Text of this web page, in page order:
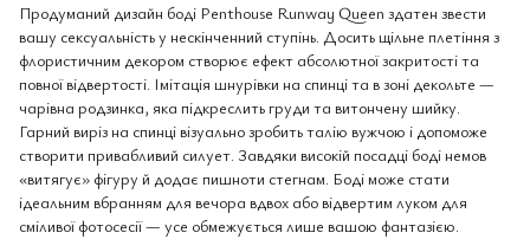
Продуманий дизайн боді Penthouse Runway Queen здатен звести
вашу сексуальність у нескінченний ступінь. Досить щільне плетіння з
флористичним декором створює ефект абсолютної закритості та
повної відвертості. Імітація шнурівки на спинці та в зоні декольте —
чарівна родзинка, яка підкреслить груди та витончену шийку.
Гарний виріз на спинці візуально зробить талію вужчою і допоможе
створити привабливий силует. Завдяки високій посадці боді немов
«витягує» фігуру й додає пишноти стегнам. Боді може стати
ідеальним вбранням для вечора вдвох або відвертим луком для
сміливої фотосесії — усе обмежується лише вашою фантазією.